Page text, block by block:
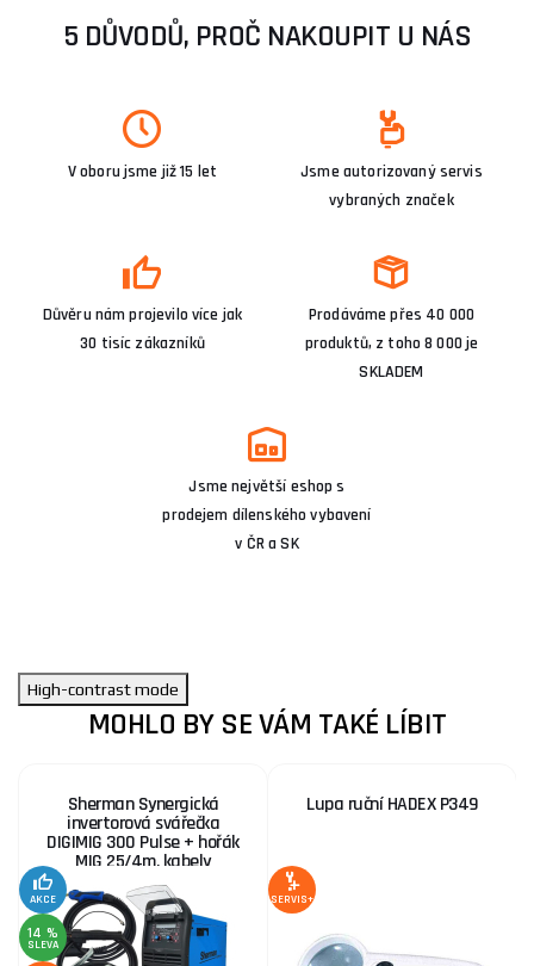
5 DŮVODŮ, PROČ NAKOUPIT U NÁS
V oboru jsme již 15 let
Jsme autorizovaný servis
vybraných značek
Důvěru nám projevilo více jak
30 tisíc zákazníků
Prodáváme přes 40 000
produktů, z toho 8 000 je
SKLADEM
Jsme největší eshop s
prodejem dílenského vybavení
v ČR a SK
High-contrast mode
MOHLO BY SE VÁM TAKÉ LÍBIT
Sherman Synergická
invertorová svářečka
DIGIMIG 300 Pulse + hořák
MIG 25/4m, kabely
AKCE
14 %
SLEVA
Lupa ruční HADEX P349
SERVIS+